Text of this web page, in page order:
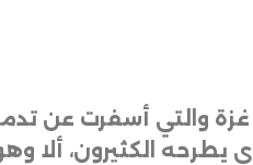
والتي أسفرت عن
يطرحه الكثيرون،